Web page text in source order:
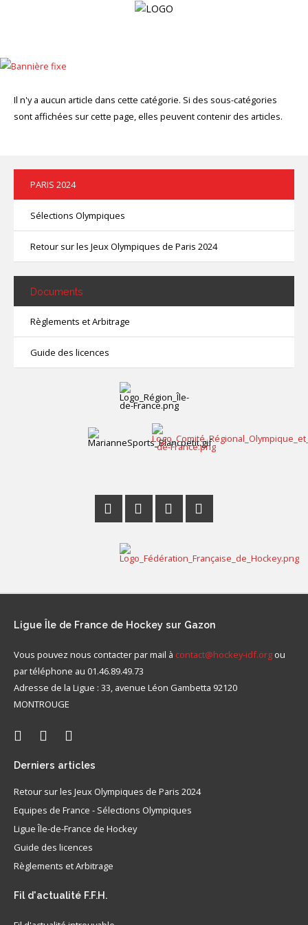
Accueil
La
Ligue
Calendrier
Résultats
Documents
contacter
Il n'y a aucun article dans cette catégorie. Si des sous-catégories
sont affichées sur cette page, elles peuvent contenir des articles.
PARIS 2024
Sélections Olympiques
Retour sur les Jeux Olympiques de Paris 2024
Documents
Règlements et Arbitrage
Guide des licences
Ligue Île de France de Hockey sur Gazon
Vous pouvez nous contacter par mail à contact@hockey-idf.org ou
par téléphone au 01.46.89.49.73
Adresse de la Ligue : 33, avenue Léon Gambetta 92120
MONTROUGE
Derniers articles
Retour sur les Jeux Olympiques de Paris 2024
Equipes de France - Sélections Olympiques
Ligue Île-de-France de Hockey
Guide des licences
Règlements et Arbitrage
Fil d'actualité F.F.H.